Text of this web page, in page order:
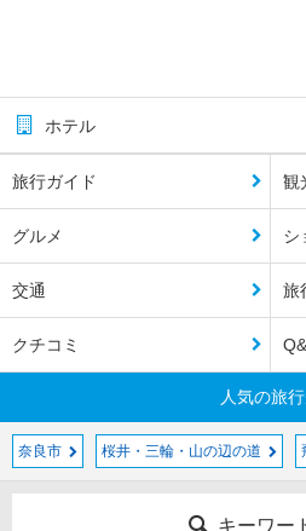
ホテル
旅行ガイド 観
グルメ シ
交通 旅
クチコミ
人気の旅
奈良市 桜井・三輪・山の辺の道
キーワー